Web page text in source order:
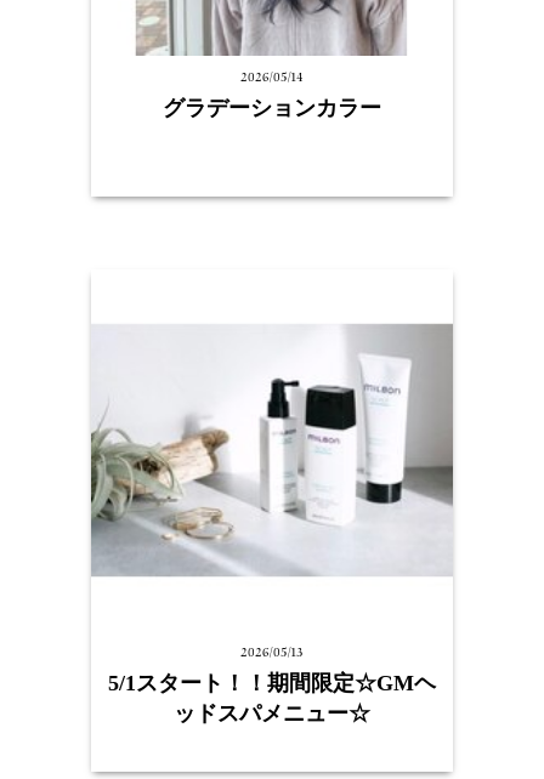
2026/05/14
グラデーションカラー
2026/05/13
5/1スタート！！期間限定☆GMヘ
ッドスパメニュー☆